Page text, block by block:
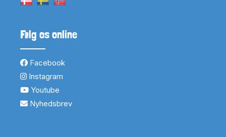
Følg os online
Facebook
Instagram
Youtube
Nyhedsbrev